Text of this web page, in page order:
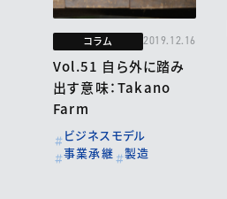
コラム 2019.12.16
Vol.51 自ら外に踏み
出す意味：Takano
Farm
ビジネスモデル
事業承継
製造